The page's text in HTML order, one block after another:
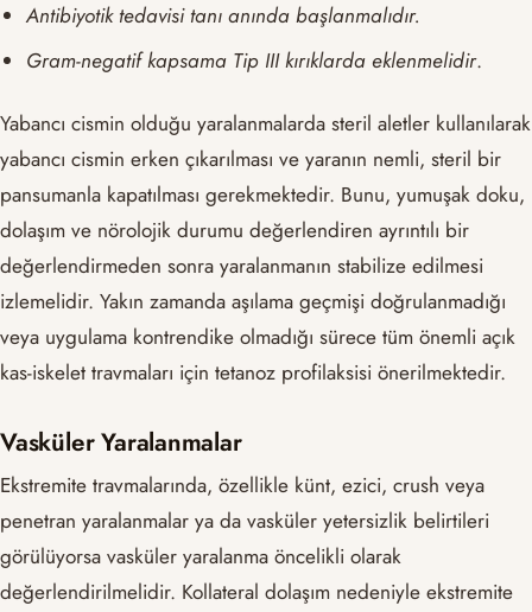
Antibiyotik tedavisi tanı anında başlanmalıdır.
Gram-negatif kapsama Tip III kırıklarda eklenmelidir.
Yabancı cismin olduğu yaralanmalarda steril aletler kullanılarak
yabancı cismin erken çıkarılması ve yaranın nemli, steril bir
pansumanla kapatılması gerekmektedir. Bunu, yumuşak doku,
dolaşım ve nörolojik durumu değerlendiren ayrıntılı bir
değerlendirmeden sonra yaralanmanın stabilize edilmesi
izlemelidir. Yakın zamanda aşılama geçmişi doğrulanmadığı
veya uygulama kontrendike olmadığı sürece tüm önemli açık
kas-iskelet travmaları için tetanoz profilaksisi önerilmektedir.
Vasküler Yaralanmalar
Ekstremite travmalarında, özellikle künt, ezici, crush veya
penetran yaralanmalar ya da vasküler yetersizlik belirtileri
görülüyorsa vasküler yaralanma öncelikli olarak
değerlendirilmelidir. Kollateral dolaşım nedeniyle ekstremite